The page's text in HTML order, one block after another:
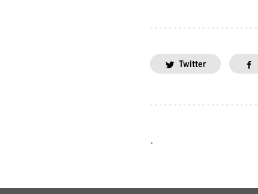
Twitter
.